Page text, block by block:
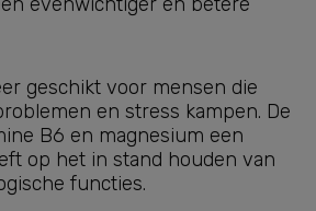
geschikt voor mensen die
en stress kampen. De
B6 en magnesium een
op het in stand houden van
functies.